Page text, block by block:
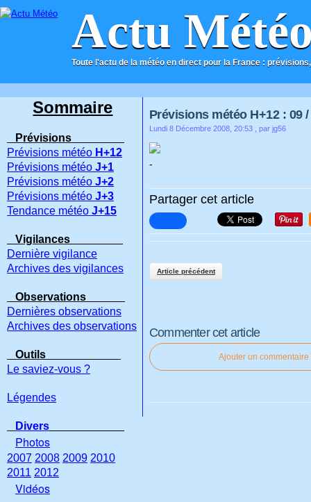
Actu
Toute l'actu de la météo en direct pour la France :
ACCUEIL CONTACT
Prévisions météo H+12 : 09
Lundi 8 Décembre 2008, 20:53 , par jg56
-
Partager cet article
Article précédent
Commenter cet article
Ajouter un commentaire
Sommaire
Prévisions
Prévisions météo H+12
Prévisions météo J+1
Prévisions météo J+2
Prévisions météo J+3
Tendance météo J+15
Vigilances
Dernière vigilance
Archives des vigilances
Observations
Dernières observations
Archives des observations
Outils
Le saviez-vous ?
Légendes
Divers
Photos
2007 2008 2009 2010
2011 2012
Vidéos